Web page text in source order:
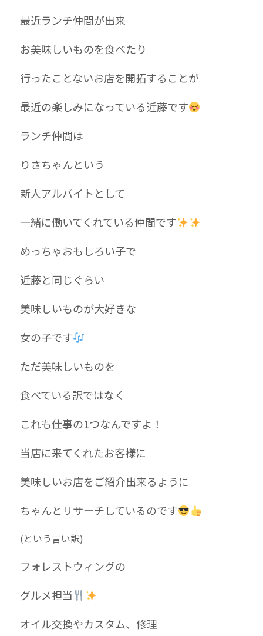
最近ランチ仲間が出来
お美味しいものを食べたり
行ったことないお店を開拓することが
最近の楽しみになっている近藤です
ランチ仲間は
りさちゃんという
新人アルバイトとして
一緒に働いてくれている仲間です
めっちゃおもしろい子で
近藤と同じぐらい
美味しいものが大好きな
女の子です
ただ美味しいものを
食べている訳ではなく
これも仕事の1つなんですよ！
当店に来てくれたお客様に
美味しいお店をご紹介出来るように
ちゃんとリサーチしているのです
(という言い訳)
フォレストウィングの
グルメ担当
オイル交換やカスタム、修理